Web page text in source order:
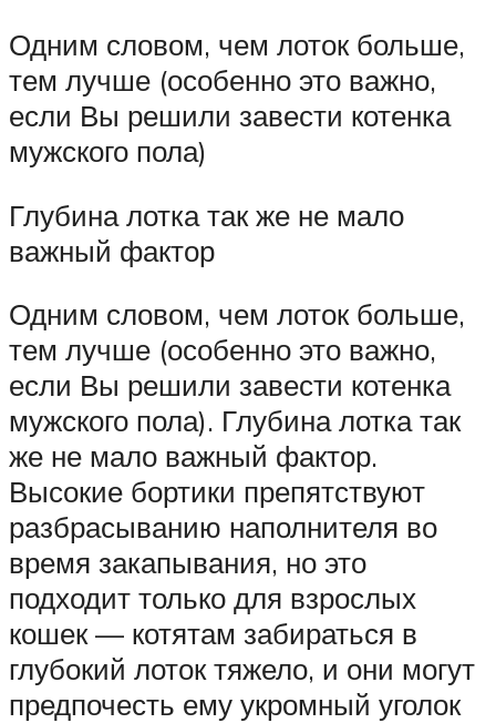
Одним словом, чем лоток больше,
тем лучше (особенно это важно,
если Вы решили завести котенка
мужского пола)
Глубина лотка так же не мало
важный фактор
Одним словом, чем лоток больше,
тем лучше (особенно это важно,
если Вы решили завести котенка
мужского пола). Глубина лотка так
же не мало важный фактор.
Высокие бортики препятствуют
разбрасыванию наполнителя во
время закапывания, но это
подходит только для взрослых
кошек — котятам забираться в
глубокий лоток тяжело, и они могут
предпочесть ему укромный уголок